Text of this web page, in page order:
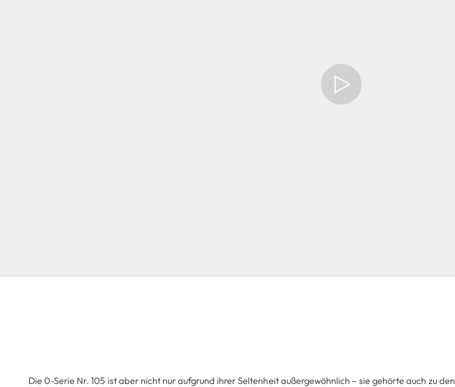
Die 0-Serie Nr. 105 ist aber nicht nur aufgrund ihrer Seltenheit außergewöhnlich – sie gehörte auch zu den